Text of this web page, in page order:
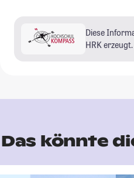
Diese
HRK erzeugt.
Das könnte